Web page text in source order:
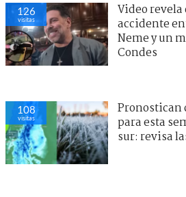
126
visitas
Video
accidente
Neme y un
Condes
108
visitas
para esta
sur: revisa